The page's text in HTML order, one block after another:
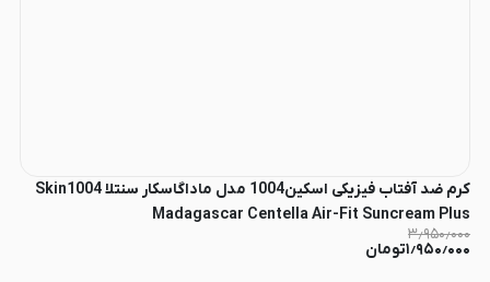
کرم ضد آفتاب فیزیکی اسکین1004 مدل ماداگاسکار سنتلا Skin1004
Madagascar Centella Air-Fit Suncream Plus
۳٫۹۵۰٫۰۰۰
۱٫۹۵۰٫۰۰۰تومان